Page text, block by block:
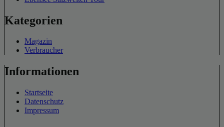
Kategorien
Magazin
Verbraucher
Informationen
Startseite
Datenschutz
Impressum